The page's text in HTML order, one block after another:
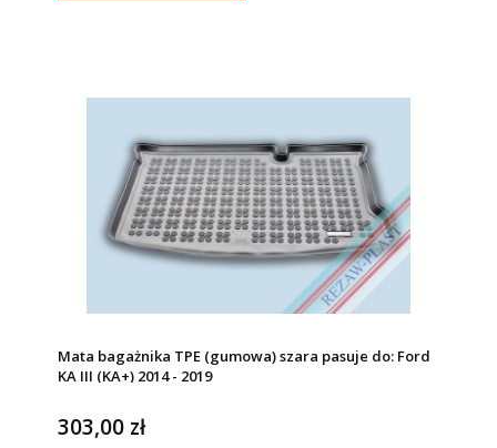
Mata bagażnika TPE (gumowa) szara pasuje do: Ford
KA III (KA+) 2014 - 2019
303,00 zł